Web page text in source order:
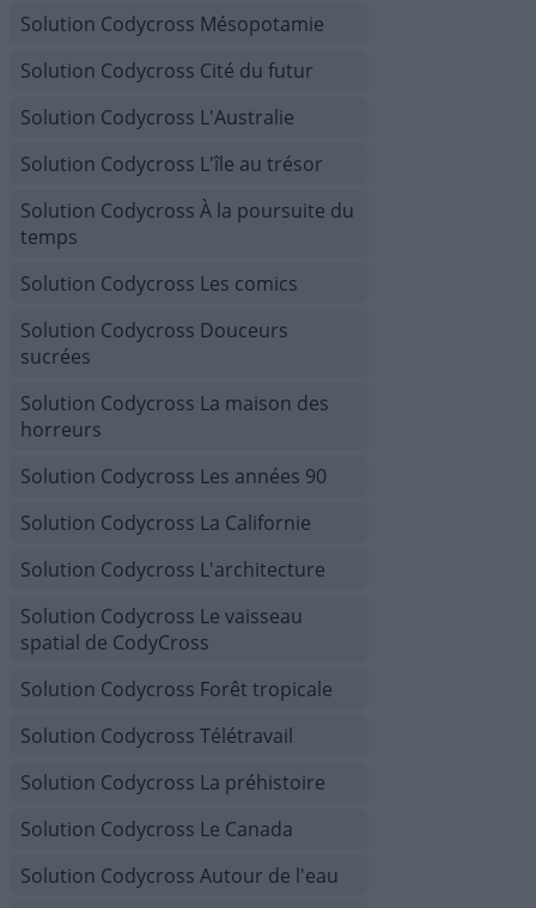
Solution Codycross Mésopotamie
Solution Codycross Cité du futur
Solution Codycross L'Australie
Solution Codycross L'île au trésor
Solution Codycross À la poursuite du
temps
Solution Codycross Les comics
Solution Codycross Douceurs
sucrées
Solution Codycross La maison des
horreurs
Solution Codycross Les années 90
Solution Codycross La Californie
Solution Codycross L'architecture
Solution Codycross Le vaisseau
spatial de CodyCross
Solution Codycross Forêt tropicale
Solution Codycross Télétravail
Solution Codycross La préhistoire
Solution Codycross Le Canada
Solution Codycross Autour de l'eau